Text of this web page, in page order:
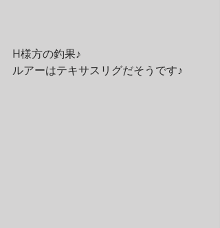
H様方の釣果♪
ルアーはテキサスリグだそうです♪